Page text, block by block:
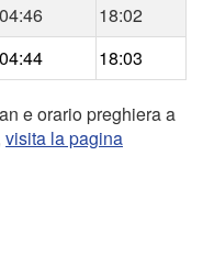
04:46
18:02
04:44 18:03
e orario preghiera a
visita la pagina